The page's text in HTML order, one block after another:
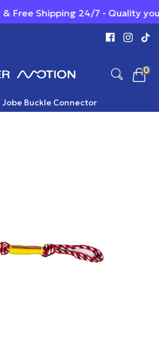
Shipping 24/7 - Quality you can
0
Jobe Buckle Connector